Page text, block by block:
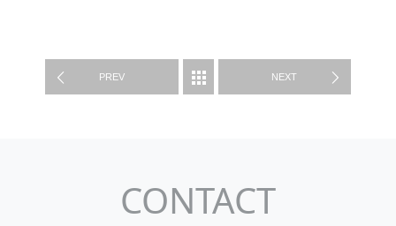
PREV
WORK NEXT
CONTACT